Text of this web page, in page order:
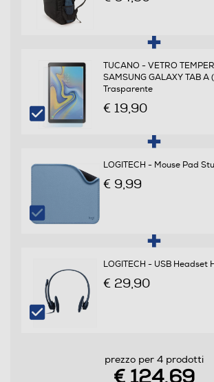
28,5
Lunghezza interna scomparto principale-
Informazioni sulla sicurezza del prodotto
TUCANO - VETRO
SAMSUNG GALAXY TAB A
Trasparente
€ 19,90
LOGITECH - Mouse Pad
€ 9,99
LOGITECH - USB Headset
€ 29,90
prezzo per 4 prodotti